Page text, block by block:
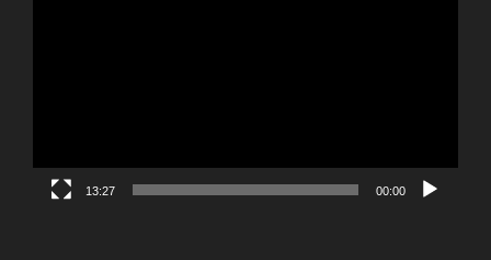
00:00
13:27